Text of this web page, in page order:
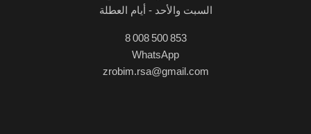
السبت والأحد - أيام العطلة
8 008 500 853
WhatsApp
zrobim.rsa@gmail.com